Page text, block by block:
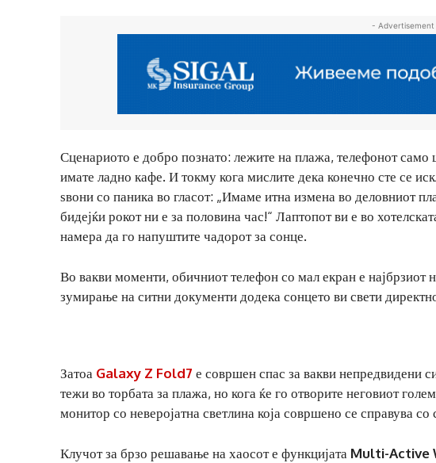
- Advertisement
Сценариото е добро познато: лежите на плажа, телефонот
имате ладно кафе. И токму кога мислите дека конечно сте се
ѕвони со паника во гласот: „Имаме итна измена во деловниот
бидејќи рокот ни е за половина час!“ Лаптопот ви е во
намера да го напуштите чадорот за сонце.
Во вакви моменти, обичниот телефон со мал екран е најбрзиот
зумирање на ситни документи додека сонцето ви свети
Затоа Galaxy Z Fold7 е совршен спас за вакви непредвидени
тежи во торбата за плажа, но кога ќе го отворите неговиот
монитор со неверојатна светлина која совршено се справува со
Клучот за брзо решавање на хаосот е функцијата Multi-Active